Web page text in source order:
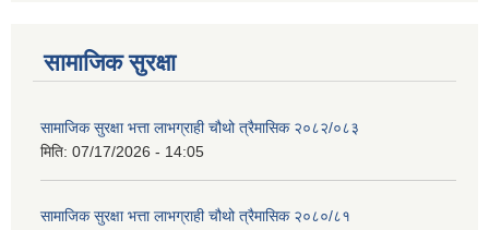
सामाजिक सुरक्षा
सामाजिक सुरक्षा भत्ता लाभग्राही चौथो त्रैमासिक २०८२/०८३
मिति: 07/17/2026 - 14:05
सामाजिक सुरक्षा भत्ता लाभग्राही चौथो त्रैमासिक २०८०/८१